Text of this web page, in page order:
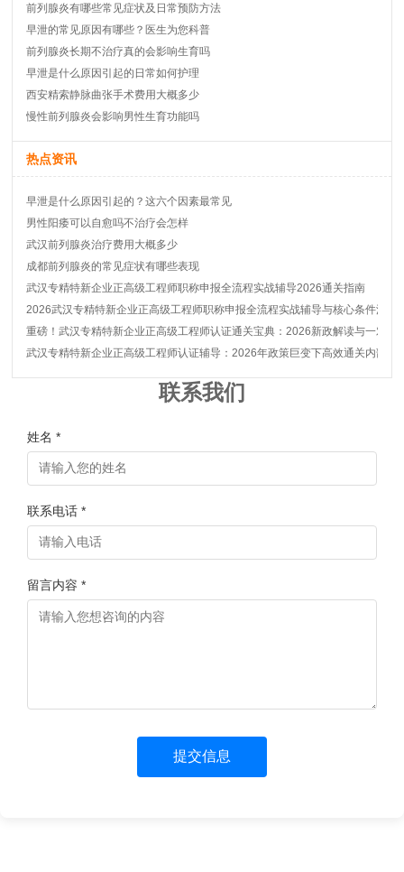
前列腺炎有哪些常见症状及日常预防方法
早泄的常见原因有哪些？医生为您科普
前列腺炎长期不治疗真的会影响生育吗
早泄是什么原因引起的日常如何护理
西安精索静脉曲张手术费用大概多少
慢性前列腺炎会影响男性生育功能吗
热点资讯
早泄是什么原因引起的？这六个因素最常见
男性阳痿可以自愈吗不治疗会怎样
武汉前列腺炎治疗费用大概多少
成都前列腺炎的常见症状有哪些表现
武汉专精特新企业正高级工程师职称申报全流程实战辅导2026通关指南
2026武汉专精特新企业正高级工程师职称申报全流程实战辅导与核心条件深度
重磅！武汉专精特新企业正高级工程师认证通关宝典：2026新政解读与一对一
武汉专精特新企业正高级工程师认证辅导：2026年政策巨变下高效通关内部秘
联系我们
姓名 *
联系电话 *
留言内容 *
提交信息